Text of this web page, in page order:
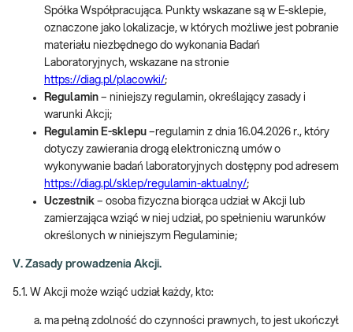
Spółka Współpracująca. Punkty wskazane są w E-sklepie,
oznaczone jako lokalizacje, w których możliwe jest pobranie
materiału niezbędnego do wykonania Badań
Laboratoryjnych, wskazane na stronie
https://diag.pl/placowki/;
Regulamin – niniejszy regulamin, określający zasady i
warunki Akcji;
Regulamin E-sklepu –regulamin z dnia 16.04.2026 r., który
dotyczy zawierania drogą elektroniczną umów o
wykonywanie badań laboratoryjnych dostępny pod adresem
https://diag.pl/sklep/regulamin-aktualny/;
Uczestnik – osoba fizyczna biorąca udział w Akcji lub
zamierzająca wziąć w niej udział, po spełnieniu warunków
określonych w niniejszym Regulaminie;
V. Zasady prowadzenia Akcji.
5.1. W Akcji może wziąć udział każdy, kto:
ma pełną zdolność do czynności prawnych, to jest ukończył